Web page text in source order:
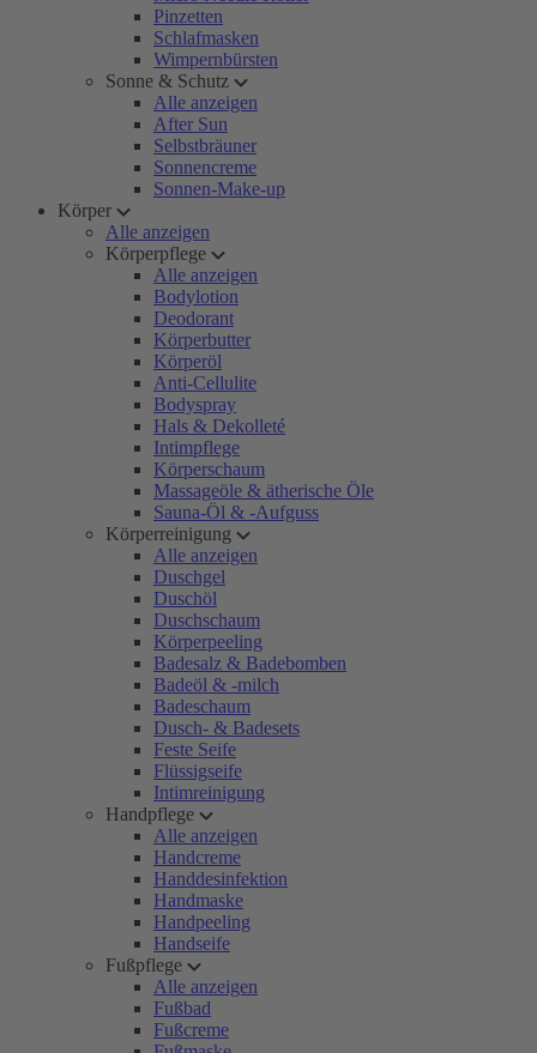
Pinzetten
Schlafmasken
Wimpernbürsten
Sonne & Schutz
Alle anzeigen
After Sun
Selbstbräuner
Sonnencreme
Sonnen-Make-up
Körper
Alle anzeigen
Körperpflege
Alle anzeigen
Bodylotion
Deodorant
Körperbutter
Körperöl
Anti-Cellulite
Bodyspray
Hals & Dekolleté
Intimpflege
Körperschaum
Massageöle & ätherische Öle
Sauna-Öl & -Aufguss
Körperreinigung
Alle anzeigen
Duschgel
Duschöl
Duschschaum
Körperpeeling
Badesalz & Badebomben
Badeöl & -milch
Badeschaum
Dusch- & Badesets
Feste Seife
Flüssigseife
Intimreinigung
Handpflege
Alle anzeigen
Handcreme
Handdesinfektion
Handmaske
Handpeeling
Handseife
Fußpflege
Alle anzeigen
Fußbad
Fußcreme